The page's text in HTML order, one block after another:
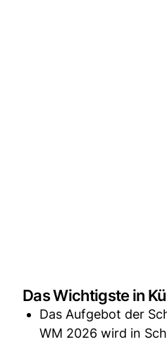
Das Wichtigste in
Das Aufgebot der
WM 2026 wird in